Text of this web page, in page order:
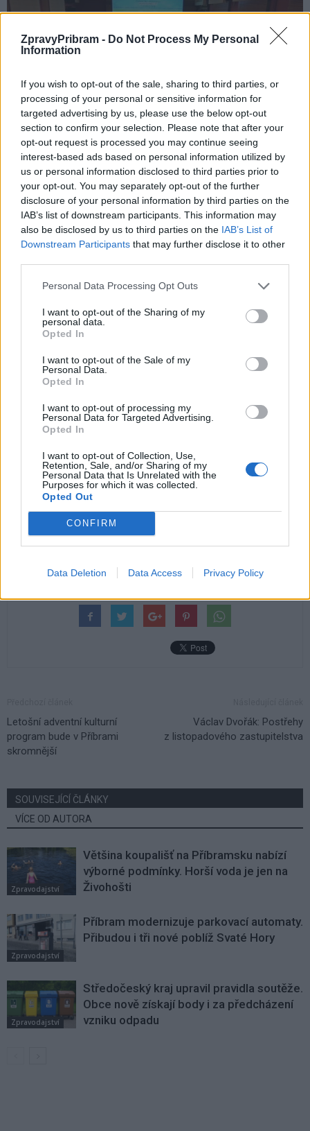
ZpravyPribram - Do Not Process My Personal
Information
If you wish to opt-out of the sale, sharing to third parties, or
processing of your personal or sensitive information for
targeted advertising by us, please use the below opt-out
section to confirm your selection. Please note that after your
opt-out request is processed you may continue seeing
interest-based ads based on personal information utilized by
us or personal information disclosed to third parties prior to
your opt-out. You may separately opt-out of the further
disclosure of your personal information by third parties on the
IAB’s list of downstream participants. This information may
also be disclosed by us to third parties on the IAB’s List of
Downstream Participants that may further disclose it to other
Personal Data Processing Opt Outs
I want to opt-out of the Sharing of my
personal data.
Opted In
I want to opt-out of the Sale of my
Personal Data.
Opted In
I want to opt-out of processing my
Personal Data for Targeted Advertising.
Opted In
I want to opt-out of Collection, Use,
Retention, Sale, and/or Sharing of my
Personal Data that Is Unrelated with the
Purposes for which it was collected.
Opted Out
CONFIRM
Data Deletion Data Access Privacy Policy
Hlasování o návrhu SPD na slevu za svoz odpadu. Zelená – pro, žlutá – zdržel se,
červná – proti
Dále se diskutovalo o zvýšení místního poplatku z pobytu, který
platí návštěvníci města v ubytovacích zařízeních.
částku 450 000 korun,“ řekl místostarosta Vladimír Karpíšek. Po
krátké debatě, kdy se mluvilo nejprve o částce 20 korun za osobu
a noc, byl tento poplatek nakonec byl zvýšen ze současných 10
městské pokladny podle odhadů místostarosty Karpíška částku
1 125 000 Kč, což ani nepokryje náklady na odhlasovanou úlevu
Komentáře
TAGY 70 let Aleš Barášek ANO Česká pirátská strana
děti
Jan Konvalinka
Jiří Novotný
poplatky
Příbram rodiny Šance pro Příbram
Simona Luftová
Letošní adventní kulturní
program bude v Příbrami
skromnější
Václav Dvořák: Postřehy
z listopadového zastupitelstva
SOUVISEJÍCÍ ČLÁNKY
VÍCE OD AUTORA
Zpravodajství
Většina koupališť na Příbramsku nabízí
výborné podmínky. Horší voda je jen na
Živohošti
Zpravodajství
Příbram modernizuje parkovací automaty.
Přibudou i tři nové poblíž Svaté Hory
Zpravodajství
Středočeský kraj upravil pravidla soutěže.
Obce nově získají body i za předcházení
vzniku odpadu